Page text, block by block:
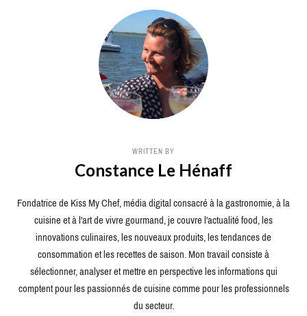
WRITTEN BY
Constance Le Hénaff
Fondatrice de Kiss My Chef, média digital consacré à la gastronomie, à la
cuisine et à l'art de vivre gourmand, je couvre l'actualité food, les
innovations culinaires, les nouveaux produits, les tendances de
consommation et les recettes de saison. Mon travail consiste à
sélectionner, analyser et mettre en perspective les informations qui
comptent pour les passionnés de cuisine comme pour les professionnels
du secteur.